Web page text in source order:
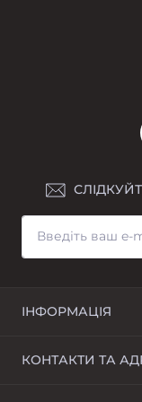
ІНФОРМАЦІЯ
Доставка та оплата
КОНТАКТИ ТА
Україна, м.